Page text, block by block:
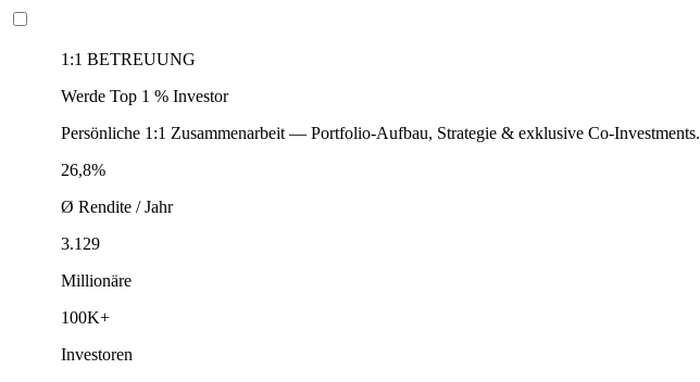
1:1 BETREUUNG
Werde Top 1 % Investor
Persönliche 1:1 Zusammenarbeit — Portfolio-Aufbau, Strategie & exklusive Co-Investments.
26,8%
Ø Rendite / Jahr
3.129
Millionäre
100K+
Investoren